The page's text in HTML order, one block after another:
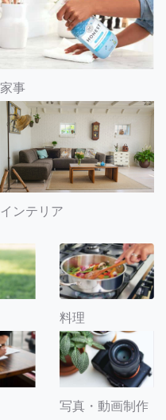
家事
インテリア
料理
写真・動画制作